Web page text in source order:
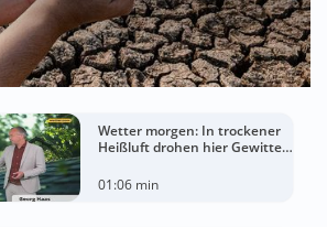
Wetter morgen: In trockener
Heißluft drohen hier Gewitter
01:06 min